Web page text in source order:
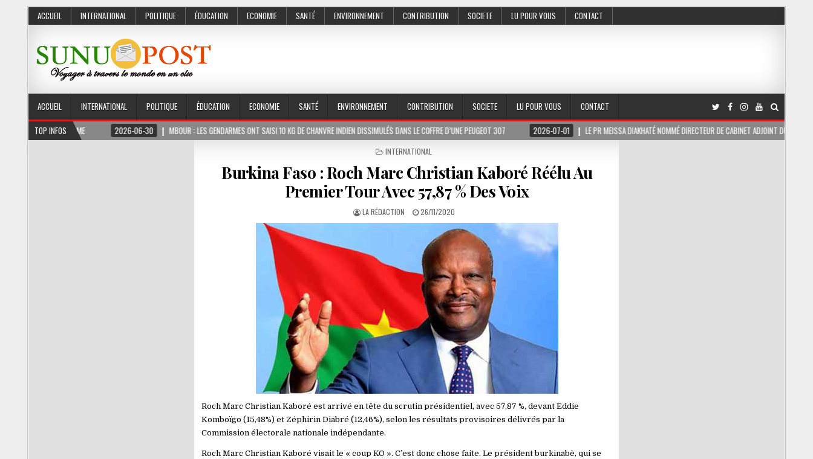
ACCUEIL INTERNATIONAL POLITIQUE ÉDUCATION ECONOMIE SANTÉ ENVIRONNEMENT CONTRIBUTION SOCIETE LU POUR VOUS CONTACT
ACCUEIL INTERNATIONAL POLITIQUE ÉDUCATION ECONOMIE SANTÉ ENVIRONNEMENT CONTRIBUTION SOCIETE LU POUR VOUS
CONTACT
TOP INFOS2026-06-30 MBOUR : LES GENDARMES ONT SAISI 10 KG DE CHANVRE INDIEN DISSIMULÉS DANS LE COFFRE D’UNE PEUGEOT 307 2026-07-01 LE PR MEISSA DIAKHATÉ NOMMÉ DIRECTEUR DE CABINET ADJOINT DU PRÉSIDENT DE LA
POSTED
INTERNATIONAL
Burkina Faso : Roch Marc Christian Kaboré Réélu Au
Premier Tour Avec 57,87 % Des Voix
LA RÉDACTION 26/11/2020
Roch Marc Christian Kaboré est arrivé en tête du scrutin présidentiel, avec 57,87 %, devant Eddie
Komboïgo (15,48%) et Zéphirin Diabré (12,46%), selon les résultats provisoires délivrés par la
Commission électorale nationale indépendante.
Roch Marc Christian Kaboré visait le « coup KO ». C’est donc chose faite. Le président burkinabè, qui se